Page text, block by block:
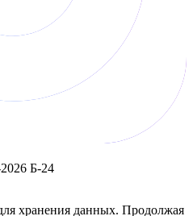
Б-24
хранения данных. Продолжая